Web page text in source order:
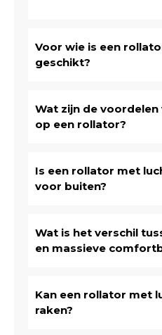
Voor wie is een
geschikt?
Wat zijn de
op een rollator?
Is een rollator met
voor buiten?
Wat is het verschil
en massieve
Kan een rollator met
raken?